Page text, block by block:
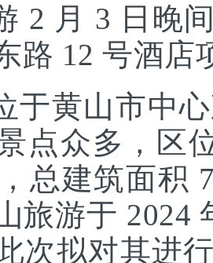
2 月 3 日晚
路 12 号酒店
于黄山市中
点众多，区
总建筑面积
旅游于 2024
次拟对其进